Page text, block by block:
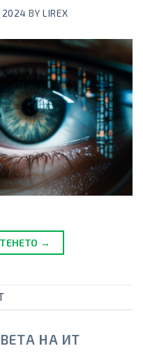
BY LIREX
→
НА ИТ